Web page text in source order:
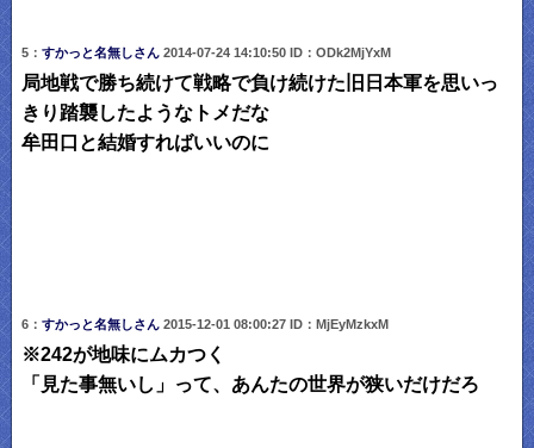
5： すかっと名無しさん 2014-07-24 14:10:50 ID：ODk2MjYxM
局地戦で勝ち続けて戦略で負け続けた旧日本軍を思いっ
きり踏襲したようなトメだな
牟田口と結婚すればいいのに
6： すかっと名無しさん 2015-12-01 08:00:27 ID：MjEyMzkxM
※242が地味にムカつく
「見た事無いし」って、あんたの世界が狭いだけだろ